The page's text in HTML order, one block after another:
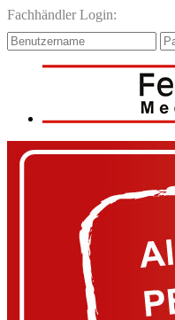
Fachhändler Login: